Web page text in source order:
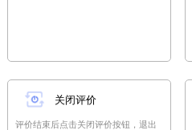
关闭评价
评价结束后点击关闭评价按钮，退出